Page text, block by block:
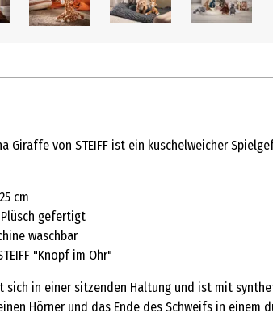
Giraffe von STEIFF ist ein kuschelweicher
cm
gefertigt
waschbar
"Knopf im Ohr"
sich in einer sitzenden Haltung und ist mit
Hörner und das Ende des Schweifs in einem